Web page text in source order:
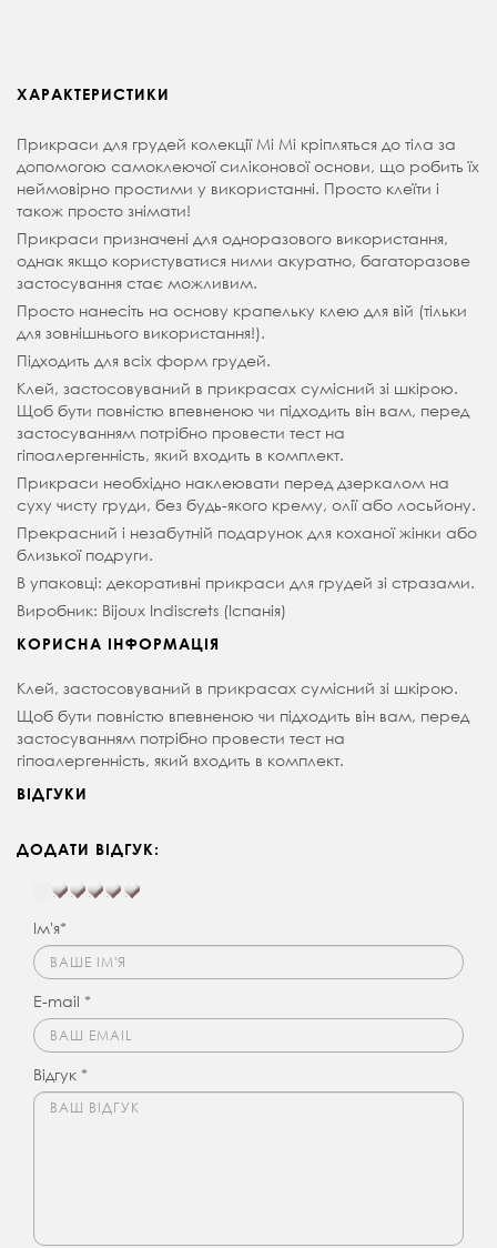
ХАРАКТЕРИСТИКИ
Прикраси для грудей колекції Mi Mi кріпляться до тіла за
допомогою самоклеючої силіконової основи, що робить їх
неймовірно простими у використанні. Просто клеїти і
також просто знімати!
Прикраси призначені для одноразового використання,
однак якщо користуватися ними акуратно, багаторазове
застосування стає можливим.
Просто нанесіть на основу крапельку клею для вій (тільки
для зовнішнього використання!).
Підходить для всіх форм грудей.
Клей, застосовуваний в прикрасах сумісний зі шкірою.
Щоб бути повністю впевненою чи підходить він вам, перед
застосуванням потрібно провести тест на
гіпоалергенність, який входить в комплект.
Прикраси необхідно наклеювати перед дзеркалом на
суху чисту груди, без будь-якого крему, олії або лосьйону.
Прекрасний і незабутній подарунок для коханої жінки або
близької подруги.
В упаковці: декоративні прикраси для грудей зі стразами.
Виробник: Bijoux Indiscrets (Іспанія)
КОРИСНА ІНФОРМАЦІЯ
Клей, застосовуваний в прикрасах сумісний зі шкірою.
Щоб бути повністю впевненою чи підходить він вам, перед
застосуванням потрібно провести тест на
гіпоалергенність, який входить в комплект.
ВІДГУКИ
ДОДАТИ ВІДГУК:
Ім'я*
E-mail *
Відгук *